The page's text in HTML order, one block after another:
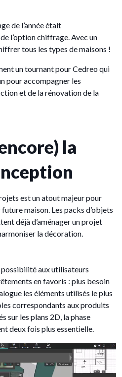
de l’année était
l’option chiffrage. Avec un
tous les types de maisons !
un tournant pour Cedreo qui
pour accompagner les
et de la rénovation de la
la
est un atout majeur pour
maison. Les packs d’objets
déjà d’aménager un projet
la décoration.
aux utilisateurs
en favoris : plus besoin
les éléments utilisés le plus
correspondants aux produits
sur les plans 2D, la phase
deux fois plus essentielle.